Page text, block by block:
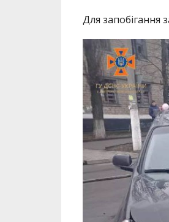
Для запобігання